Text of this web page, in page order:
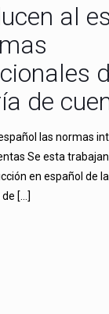
al
de
las normas
Se esta
en español de
[…]